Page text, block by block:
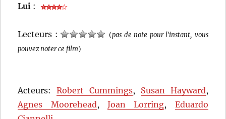
Lui :
Lecteurs : (pas de note pour l'instant, vous
pouvez noter ce film)
Acteurs:Robert Cummings, Susan Hayward,
Agnes Moorehead,Joan Lorring, Eduardo